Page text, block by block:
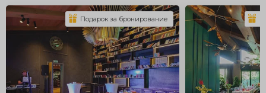
Подарок за бронирование